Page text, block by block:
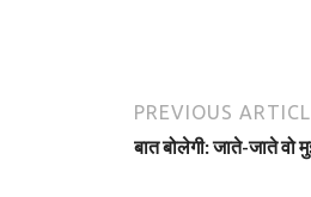
PREVIOUS
बात बोलेगी: जाते-जाते वो